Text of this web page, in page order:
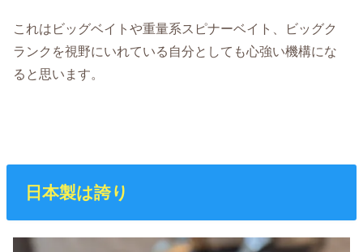
これはビッグベイトや重量系スピナーベイト、ビッグク
ランクを視野にいれている自分としても心強い機構にな
ると思います。
日本製は誇り